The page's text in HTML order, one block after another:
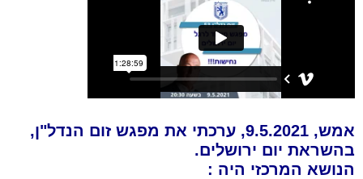
אמש, 9.5.2021, ערכתי את מפגש זום הנדל"ן,
בהשראת יום ירושלים.
הנושא המרכזי היה :